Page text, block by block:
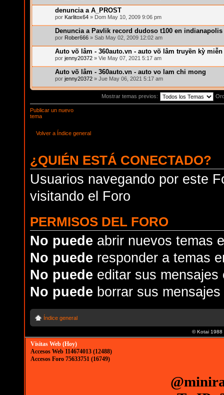
denuncia a A_PROST
por Karlitox64 » Dom May 10, 2009 9:06 pm
Denuncia a Pavlik record dudoso t100 en indianapolis
por Rober666 » Sab May 02, 2009 12:02 am
Auto võ lâm - 360auto.vn - auto võ lâm truyền kỳ
por jenny20372 » Vie May 07, 2021 5:17 am
Auto võ lâm - 360auto.vn - auto vo lam chi mong
por jenny20372 » Jue May 06, 2021 5:17 am
Mostrar temas previos:
Publicar un nuevo
tema
Volver a Índice general
¿QUIÉN ESTÁ CONECTADO?
Usuarios navegando por este
visitando el Foro
PERMISOS DEL FORO
No puede abrir nuevos temas
No puede responder a temas
No puede editar sus mensajes
No puede borrar sus
Índice general
© Kotai 1988
Visitas Web (Hoy)
Accesos Web 114674013 (12488)
Accesos Foro 75633751 (16749)